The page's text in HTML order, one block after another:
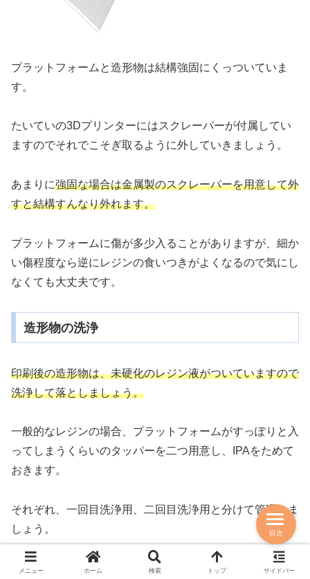
プラットフォームと造形物は結構強固にくっついていま
す。
たいていの3Dプリンターにはスクレーパーが付属してい
ますのでそれでこそぎ取るように外していきましょう。
あまりに強固な場合は金属製のスクレーパーを用意して外
すと結構すんなり外れます。
プラットフォームに傷が多少入ることがありますが、細か
い傷程度なら逆にレジンの食いつきがよくなるので気にし
なくても大丈夫です。
造形物の洗浄
印刷後の造形物は、未硬化のレジン液がついていますので
洗浄して落としましょう。
一般的なレジンの場合、プラットフォームがすっぽりと入
ってしまうくらいのタッパーを二つ用意し、IPAをためて
おきます。
それぞれ、一回目洗浄用、二回目洗浄用と分けて管理しま
しょう。
一回目洗浄用で造形物を入れ、シャカシャカ振るように洗
メニュー ホーム 検索 トップ サイドバー
目次